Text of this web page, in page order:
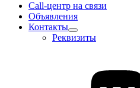
Call-центр на связи
Объявления
Контакты
Реквизиты